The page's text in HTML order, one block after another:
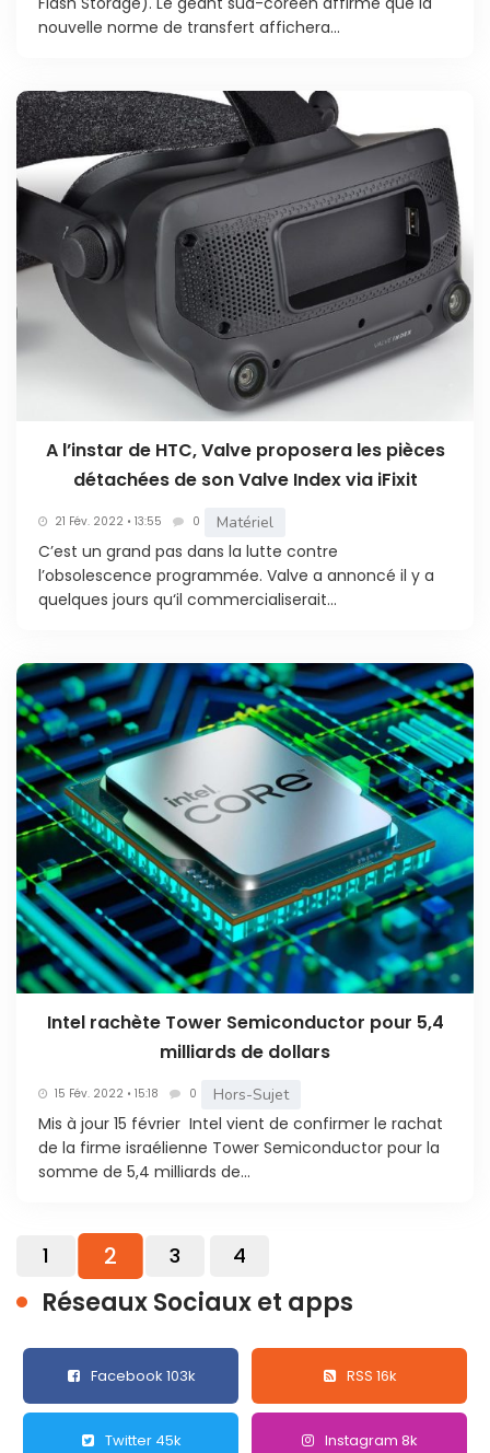
nouvelle norme de transfert affichera...
A l’instar de HTC, Valve proposera les pièces
détachées de son Valve Index via iFixit
21 Fév. 2022 • 13:55 0 Matériel
C’est un grand pas dans la lutte contre
l’obsolescence programmée. Valve a annoncé il y a
quelques jours qu‘il commercialiserait...
Intel rachète Tower Semiconductor pour 5,4
milliards de dollars
15 Fév. 2022 • 15:18 0 Hors-Sujet
Mis à jour 15 février Intel vient de confirmer le rachat
de la firme israélienne Tower Semiconductor pour la
somme de 5,4 milliards de...
1 2 3 4
Réseaux Sociaux et apps
Facebook 103k RSS 16k
Twitter 45k Instagram 8k